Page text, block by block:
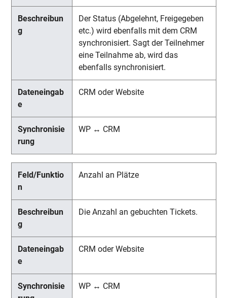
Der Status (Abgelehnt, Freigegeben
etc.) wird ebenfalls mit dem CRM
synchronisiert. Sagt der Teilnehmer
eine Teilnahme ab, wird das
ebenfalls synchronisiert.
CRM oder Website
WP ↔ CRM
Anzahl an Plätze
Die Anzahl an gebuchten Tickets.
CRM oder Website
WP ↔ CRM